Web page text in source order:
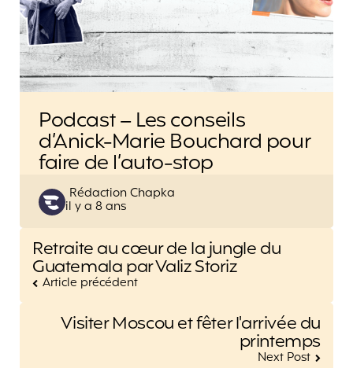
Podcast – Les conseils
d’Anick-Marie Bouchard pour
faire de l’auto-stop
Posted
by
Rédaction Chapka
il y a 8 ans
Post
navigation
Retraite au cœur de la jungle du
Guatemala par Valiz Storiz
Article précédent
Visiter Moscou et fêter l'arrivée du
printemps
Next Post